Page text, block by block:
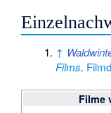
↑
Films.
Filme